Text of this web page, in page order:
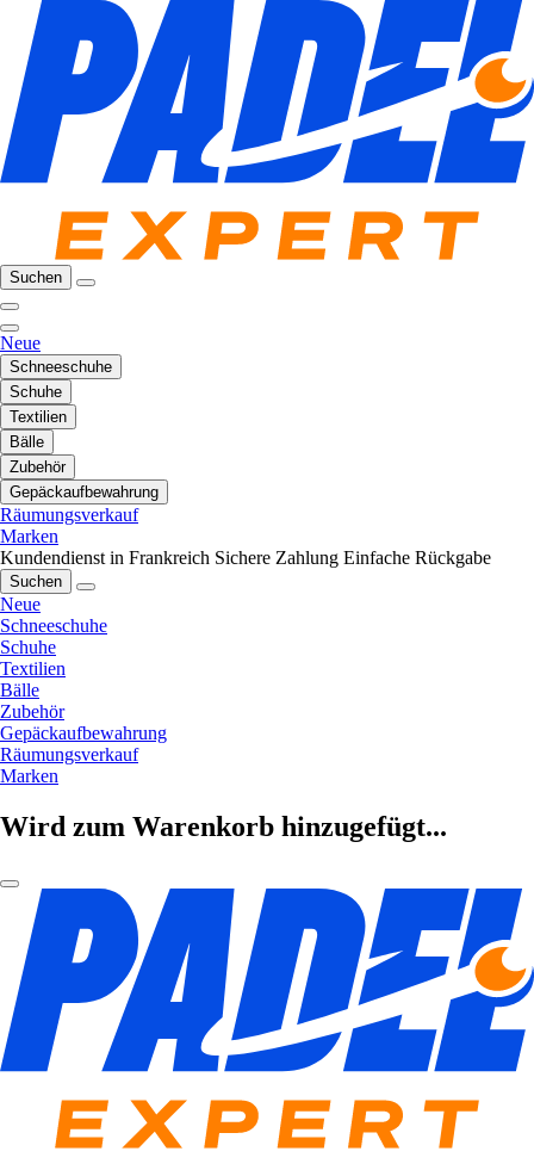
Suchen
Neue
Schneeschuhe
Schuhe
Textilien
Bälle
Zubehör
Gepäckaufbewahrung
Räumungsverkauf
Marken
Kundendienst in Frankreich Sichere Zahlung Einfache Rückgabe
Suchen
Neue
Schneeschuhe
Schuhe
Textilien
Bälle
Zubehör
Gepäckaufbewahrung
Räumungsverkauf
Marken
Wird zum Warenkorb hinzugefügt...